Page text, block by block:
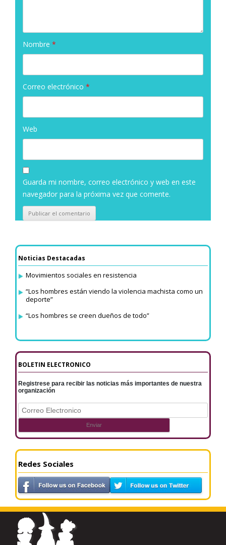
Nombre *
Correo electrónico *
Web
Guarda mi nombre, correo electrónico y web en este
navegador para la próxima vez que comente.
Noticias Destacadas
Movimientos sociales en resistencia
“Los hombres están viendo la violencia machista como un
deporte”
“Los hombres se creen dueños de todo”
BOLETIN ELECTRONICO
Registrese para recibir las noticias más importantes de nuestra
organización
Redes Sociales